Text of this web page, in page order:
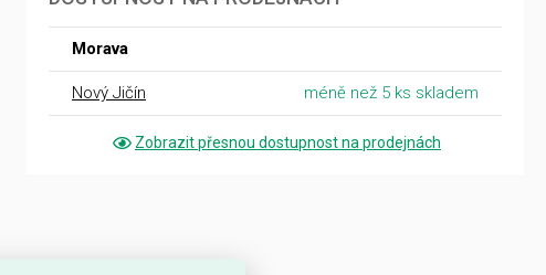
Morava
Nový Jičín méně než 5 ks skladem
Zobrazit přesnou dostupnost na prodejnách